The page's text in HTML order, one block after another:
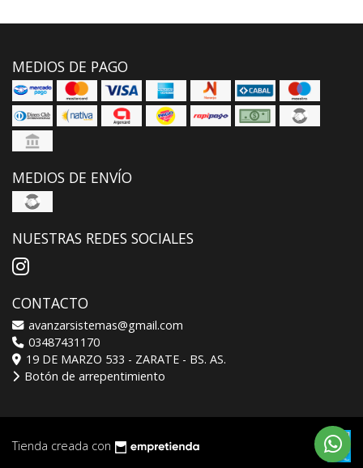
MEDIOS DE PAGO
MEDIOS DE ENVÍO
NUESTRAS REDES SOCIALES
CONTACTO
avanzarsistemas@gmail.com
03487431170
19 DE MARZO 533 - ZARATE - BS. AS.
Botón de arrepentimiento
Tienda creada con